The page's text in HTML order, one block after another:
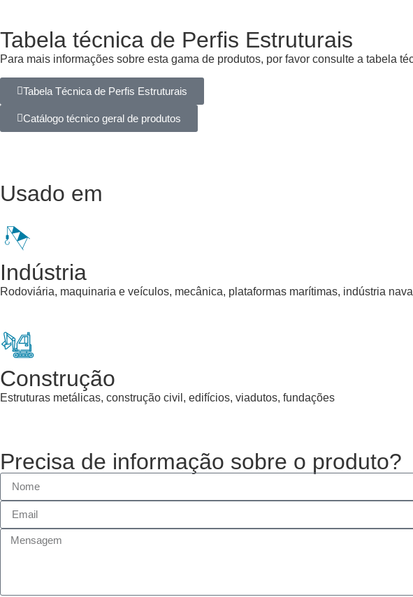
Tabela técnica de Perfis Estruturais
Para mais informações sobre esta gama de produtos, por favor consulte a tabela
Tabela Técnica de Perfis Estruturais
Catálogo técnico geral de produtos
Usado em
Indústria
Rodoviária, maquinaria e veículos, mecânica, plataformas marítimas, indústria
Construção
Estruturas metálicas, construção civil, edifícios, viadutos, fundações
Precisa de informação sobre o produto?